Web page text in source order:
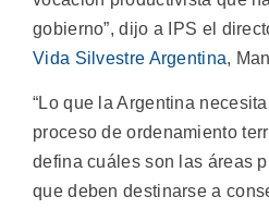
gobierno”, dijo a IPS el
Vida Silvestre Argentina,
“Lo que la Argentina
proceso de ordenamiento
defina cuáles son las áreas
que deben destinarse a